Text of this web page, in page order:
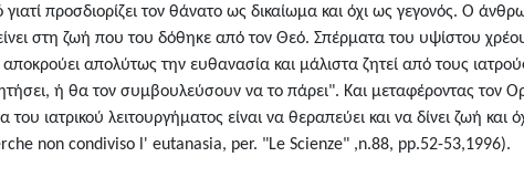
προσδιορίζει τον θάνατο ως δικαίωμα και όχι ως γεγονός. Ο
στη ζωή που του δόθηκε από τον Θεό. Σπέρματα του υψίστου
απολύτως την ευθανασία και μάλιστα ζητεί από τους
ή θα τον συμβουλεύσουν να το πάρει". Και μεταφέροντας τον
του ιατρικού λειτουργήματος είναι να θεραπεύει και να δίνει ζωή
non condiviso l' eutanasia, per. "Le Scienze" ,n.88, pp.52-53,1996).